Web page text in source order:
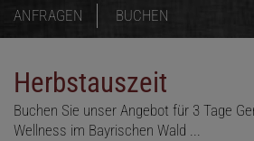
ANFRAGEN BUCHEN
Herbstauszeit
Buchen Sie unser Angebot für 3 Tage
Wellness im Bayrischen Wald ...